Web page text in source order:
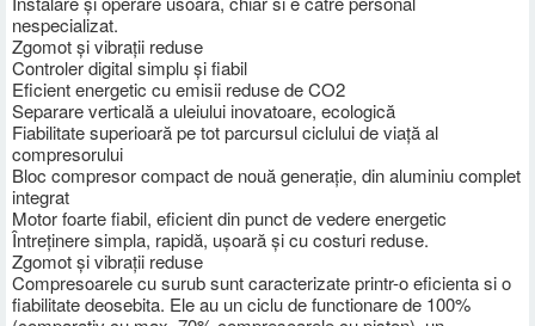
nespecializat.
Zgomot și vibrații reduse
Controler digital simplu și fiabil
Eficient energetic cu emisii reduse de CO2
Separare verticală a uleiului inovatoare, ecologică
Fiabilitate superioară pe tot parcursul ciclului de viață al
compresorului
Bloc compresor compact de nouă generație, din aluminiu complet
integrat
Motor foarte fiabil, eficient din punct de vedere energetic
Întreținere simpla, rapidă, ușoară și cu costuri reduse.
Zgomot și vibrații reduse
Compresoarele cu surub sunt caracterizate printr-o eficienta si o
fiabilitate deosebita. Ele au un ciclu de functionare de 100%